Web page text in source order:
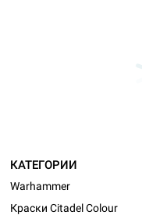
КАТЕГОРИИ
Warhammer
Краски Citadel Colour